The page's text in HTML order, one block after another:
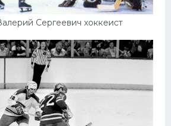
Сергеевич хоккеист